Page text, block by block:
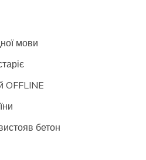
мови
OFFLINE
бетон